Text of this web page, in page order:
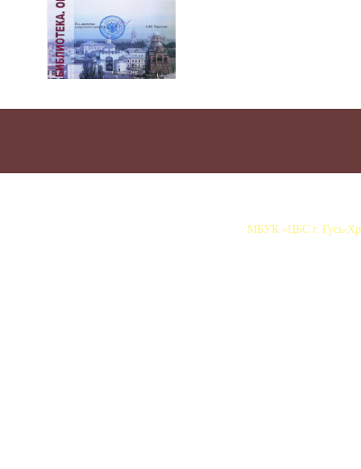
МБУК «ЦБС г. Гусь-